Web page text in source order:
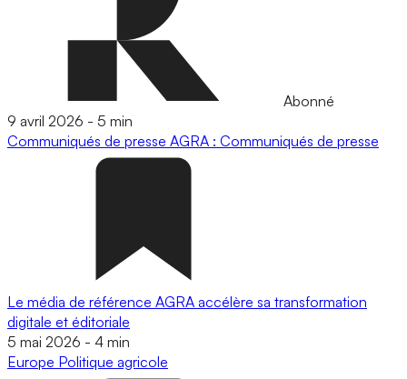
Abonné
9 avril 2026 - 5 min
Communiqués de presse AGRA : Communiqués de presse
Le média de référence AGRA accélère sa transformation
digitale et éditoriale
5 mai 2026 - 4 min
Europe Politique agricole